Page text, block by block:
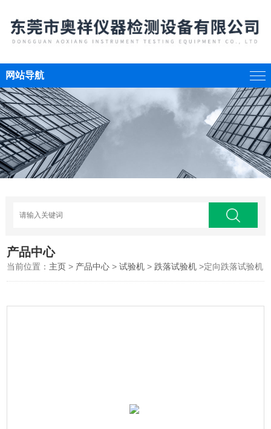
网站导航
产品中心
当前位置： 主页 > 产品中心 >试验机 > 跌落试验机 >定向跌落试验机